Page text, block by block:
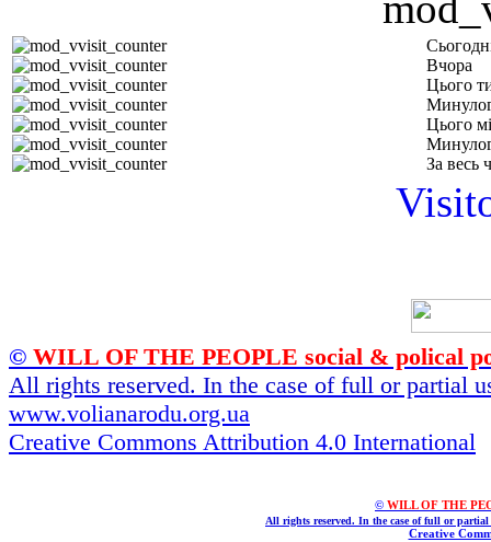
Вчора
Цього
Цього
За весь
© WILL OF THE PEOPLE social & polical
All rights reserved. In the case of full or partial
www.volianarodu.org.ua
Creative Commons Attribution 4.0 International
© WILL OF THE
All rights reserved. In the case of full or
Creative